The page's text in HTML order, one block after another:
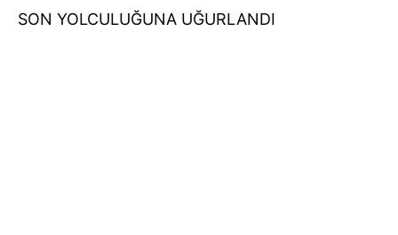
SON YOLCULUĞUNA UĞURLANDI